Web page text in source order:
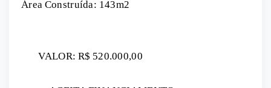
Área Construída: 143m2
VALOR: R$ 520.000,00